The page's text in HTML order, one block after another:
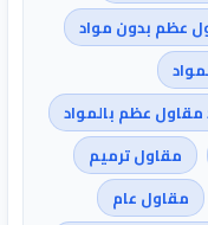
عظم بدون مواد
مقاول عظم بالمواد
مقاول ترميم
مقاول عام